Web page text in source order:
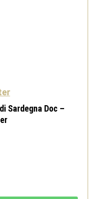
Sardegna Doc –